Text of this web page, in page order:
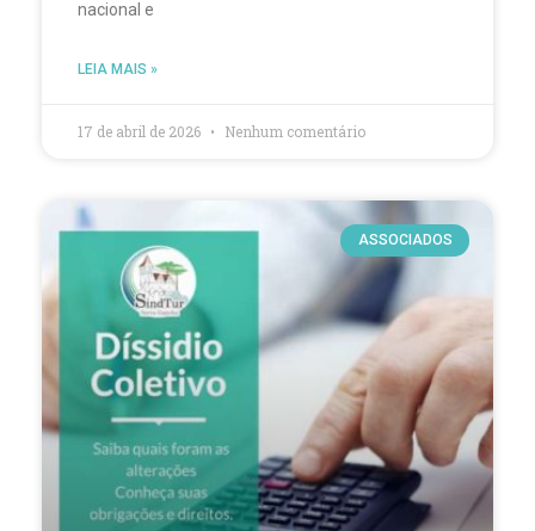
nacional e
LEIA MAIS »
17 de abril de 2026 Nenhum comentário
ASSOCIADOS